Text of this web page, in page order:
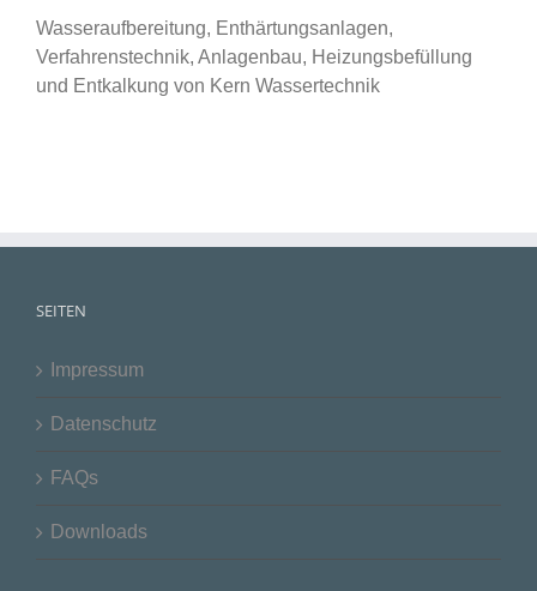
Wasseraufbereitung, Enthärtungsanlagen,
Verfahrenstechnik, Anlagenbau, Heizungsbefüllung
und Entkalkung von Kern Wassertechnik
SEITEN
Impressum
Datenschutz
FAQs
Downloads